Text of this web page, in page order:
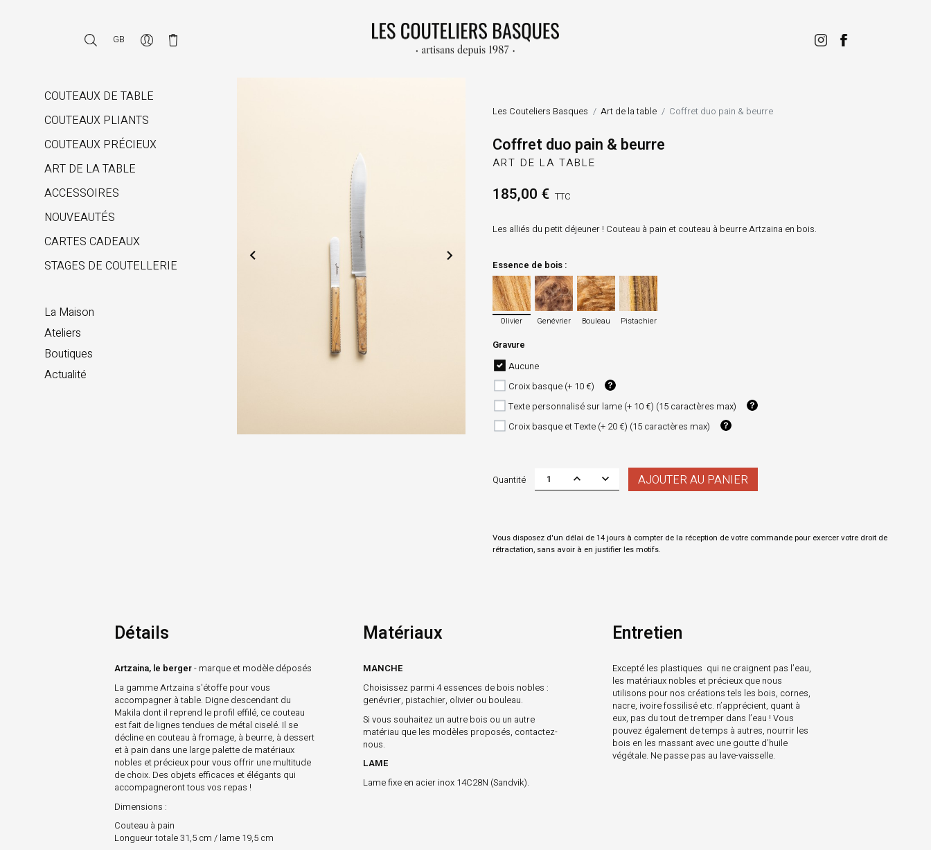
GB
COUTEAUX DE TABLE
COUTEAUX PLIANTS
COUTEAUX PRÉCIEUX
ART DE LA TABLE
ACCESSOIRES
NOUVEAUTÉS
CARTES CADEAUX
STAGES DE COUTELLERIE
La Maison
Ateliers
Boutiques
Actualité
 
Les Couteliers Basques Art de la table Coffret duo pain & beurre
Coffret duo pain & beurre
ART DE LA TABLE
185,00 € TTC
Les alliés du petit déjeuner ! Couteau à pain et couteau à beurre Artzaina en bois.
Essence de bois :
Olivier
Olivier
Genévrier
Genévrier
Bouleau
Bouleau
Pistachier
Pistachier
Gravure
Aucune
Croix basque (+ 10 €)
Texte personnalisé sur lame (+ 10 €) (15 caractères max)
Croix basque et Texte (+ 20 €) (15 caractères max)
Quantité AJOUTER AU PANIER
Vous disposez d'un délai de 14 jours à compter de la réception de votre commande pour exercer votre droit de
rétractation, sans avoir à en justifier les motifs.
Détails
Artzaina, le berger- marque et modèle déposés
La gamme Artzaina s'étoffe pour vous
accompagner à table. Digne descendant du
Makila dont il reprend le profil effilé, ce couteau
est fait de lignes tendues de métal ciselé. Il se
décline en couteau à fromage, à beurre, à dessert
et à pain dans une large palette de matériaux
nobles et précieux pour vous offrir une multitude
de choix. Des objets efficaces et élégants qui
accompagneront tous vos repas !
Dimensions :
Couteau à pain
Longueur totale 31,5 cm / lame 19,5 cm
Matériaux
MANCHE
Choisissez parmi 4 essences de bois nobles :
genévrier, pistachier, olivier ou bouleau.
Si vous souhaitez un autre bois ou un autre
matériau que les modèles proposés, contactez-
nous.
LAME
Lame fixe en acier inox 14C28N (Sandvik).
Entretien
Excepté les plastiques qui ne craignent pas l’eau,
les matériaux nobles et précieux que nous
utilisons pour nos créations tels les bois, cornes,
nacre, ivoire fossilisé etc. n’apprécient, quant à
eux, pas du tout de tremper dans l’eau ! Vous
pouvez également de temps à autres, nourrir les
bois en les massant avec une goutte d’huile
végétale. Ne passe pas au lave-vaisselle.